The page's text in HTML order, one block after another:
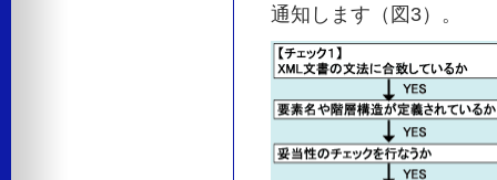
通知します（図3）。